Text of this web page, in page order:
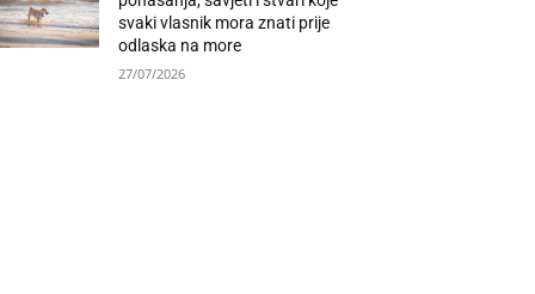
svaki vlasnik mora znati prije
odlaska na more
27/07/2026